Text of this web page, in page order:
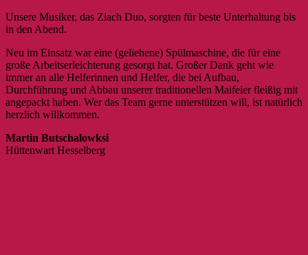
Unsere Musiker, das Ziach Duo, sorgten für beste Unterhaltung bis
in den Abend.
Neu im Einsatz war eine (geliehene) Spülmaschine, die für eine
große Arbeitserleichterung gesorgt hat. Großer Dank geht wie
immer an alle Helferinnen und Helfer, die bei Aufbau,
Durchführung und Abbau unserer traditionellen Maifeier fleißig mit
angepackt haben. Wer das Team gerne unterstützen will, ist natürlich
herzlich willkommen.
Martin Butschalowksi
Hüttenwart Hesselberg